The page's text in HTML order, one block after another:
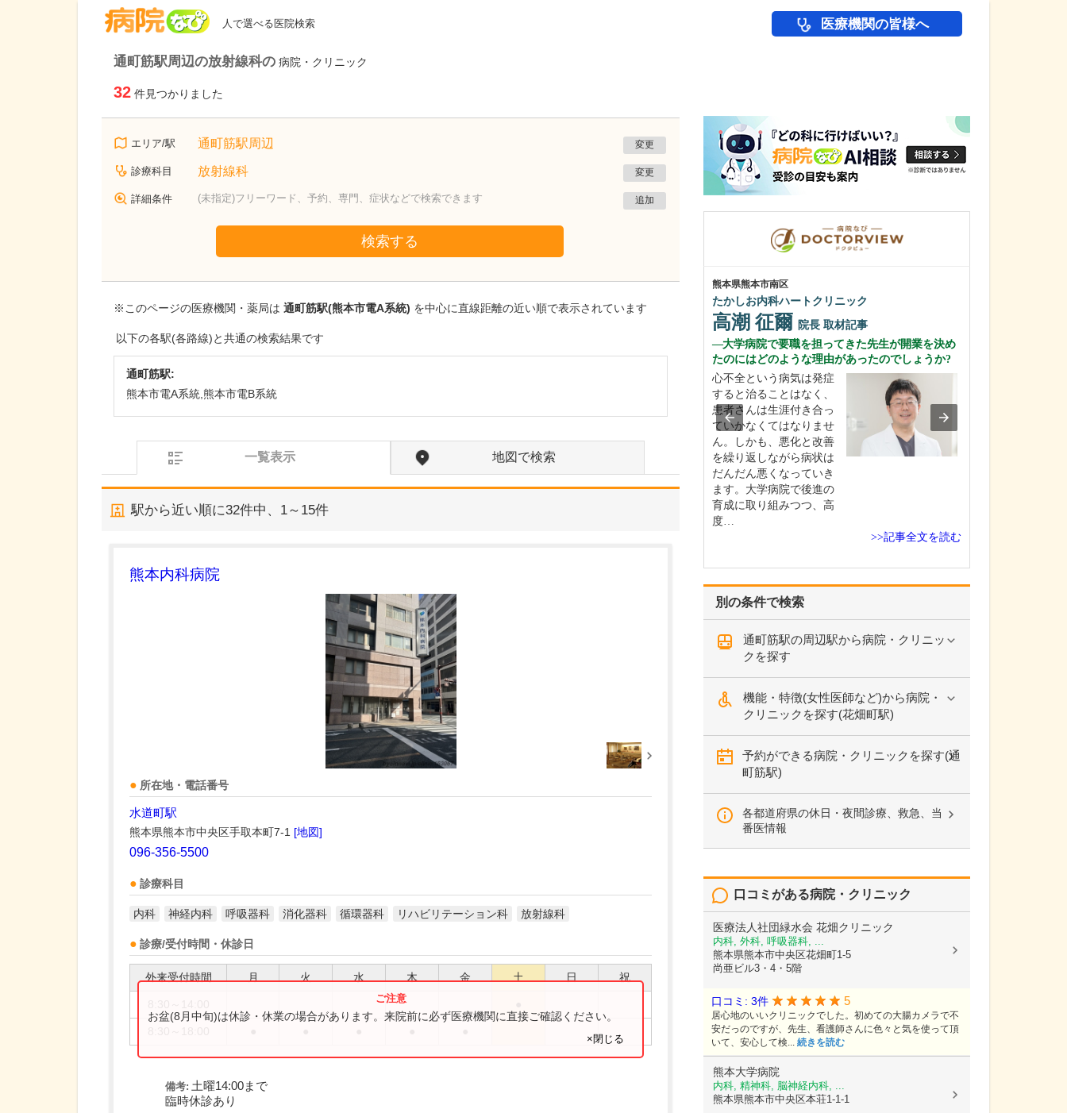
人で選べる医院検索 医療機関の皆様へ
通町筋駅周辺の放射線科の 病院・クリニック
32 件見つかりました
エリア/駅 通町筋駅周辺 変更
診療科目 放射線科 変更
詳細条件 (未指定)フリーワード、予約、専門、症状などで検索できます 追加
検索する
※このページの医療機関・薬局は 通町筋駅(熊本市電A系統) を中心に直線距離の近い順で表示されています
以下の各駅(各路線)と共通の検索結果です
通町筋駅:
熊本市電A系統,熊本市電B系統
一覧表示 地図で検索
駅から近い順に32件中、 1～15件
熊本内科病院
所在地・電話番号
水道町駅
熊本県熊本市中央区手取本町7-1 [地図]
096-356-5500
診療科目
内科 神経内科 呼吸器科 消化器科 循環器科 リハビリテーション科 放射線科
診療/受付時間・休診日
外来受付時間 月 火 水 木 金 土 日 祝
お盆(8月中旬)は休診・休業の場合があります。来院前に必ず医療機関に直接ご確認ください。
×閉じる
備考: 土曜14:00まで
臨時休診あり
別の条件で検索
通町筋駅の周辺駅から病院・クリニッ
クを探す
機能・特徴(女性医師など)から病院・
クリニックを探す(花畑町駅)
予約ができる病院・クリニックを探す(通
町筋駅)
各都道府県の休日・夜間診療、救急、当
番医情報
口コミがある病院・クリニック
医療法人社団緑水会 花畑クリニック
内科, 外科, 呼吸器科, ...
熊本県熊本市中央区花畑町1-5
尚亜ビル3・4・5階
口コミ: 3件 5
居心地のいいクリニックでした。初めての大腸カメラで不
安だっのですが、先生、看護師さんに色々と気を使って頂
いて、安心して検... 続きを読む
熊本大学病院
内科, 精神科, 脳神経内科, ...
熊本県熊本市中央区本荘1-1-1
熊本県熊本市南区
たかしお内科ハートクリニック
高潮 征爾 院長 取材記事
大学病院で要職を担ってきた先生が開業を決め
たのにはどのような理由があったのでしょうか?
心不全という病気は発症
すると治ることはなく、
患者さんは生涯付き合っ
ていかなくてはなりませ
ん。しかも、悪化と改善
を繰り返しながら病状は
だんだん悪くなっていき
ます。大学病院で後進の
育成に取り組みつつ、高
度…
>>記事全文を読む
岡山県倉敷市
多田クリニック
療は、健康を守るうえで
め、患者さんに親身にな
って寄り添い、丁寧にお